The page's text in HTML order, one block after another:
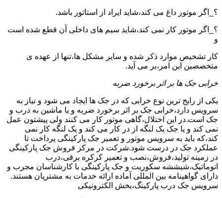
؟_اگر موتور داغ می کند،شاید ایراد از استاتور باشد.
؟_اگر موتور کار نمی کند،شاید سیم های داخلی آن قطع شده است
و
کار تشخیص موارد ذکر شده و سایر مشکل ها،تنها از عهده ی
متخصصین این امر،بر می آید.
خرابی جک ها بر اثر برخورد ضربه
یکی از رایج ترین نوع خرابی که در جک ها ایجاد می شود و نیاز به
سرویس دارد،خرابی جک بر اثر برخورد ضربه و یا ماشین به درب و
جک است.در این اختلال،گاهی موتور کار می کنند ولی پیشتون عمل
نمی کند و یا جک یک لنگه از در کار می کند و یک لنگه کار نمی
کند،که باید به سرویس موتور و تعمیر جک پارکینگی پرداخت تا
عملکرد جک در درست شود.شرکت در مرکز فروش جک پارکینگی
در زمینه تولید،فروش،نصب و تعمیر کرکره برقی،درب
اتوماتیک،شیششه سکوریت و جک پارکینگی با کارشناسان مجرب و
دارای گواهینامه بین المللی آماده ارائه خدمات به مشتریان هستند.
سرویس جک درب پارکینگ،بخش الکترونیکی